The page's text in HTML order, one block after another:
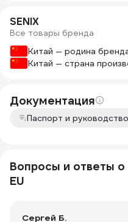
SENIX
Все товары бренда
Китай — родина
Китай — страна
Документация
Паспорт и
Вопросы и ответы о
EU
Сергей Б.